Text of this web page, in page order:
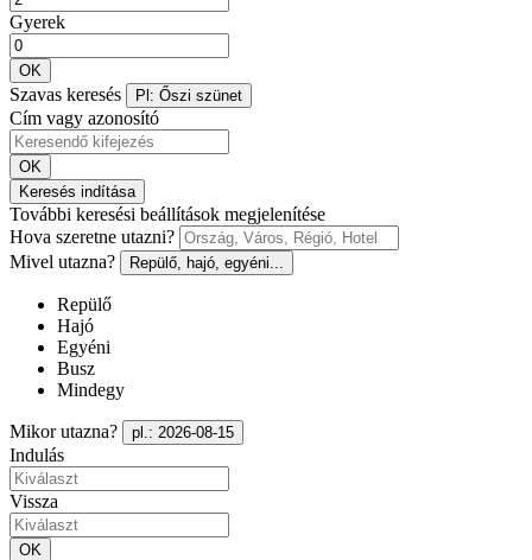
Gyerek
OK
Szavas keresés Pl: Őszi szünet
Cím vagy azonosító
OK
Keresés indítása
További keresési beállítások megjelenítése
Hova szeretne utazni?
Mivel utazna?
Repülő, hajó, egyéni...
Repülő
Hajó
Egyéni
Busz
Mindegy
Mikor utazna? pl.: 2026-08-15
Indulás
Vissza
OK